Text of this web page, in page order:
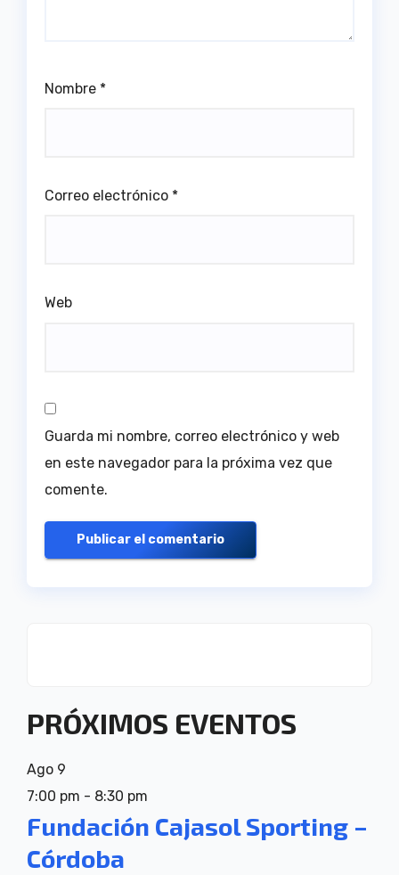
Nombre *
Correo electrónico *
Web
Guarda mi nombre, correo electrónico y web
en este navegador para la próxima vez que
comente.
PRÓXIMOS EVENTOS
Ago 9
7:00 pm - 8:30 pm
Fundación Cajasol Sporting –
Córdoba